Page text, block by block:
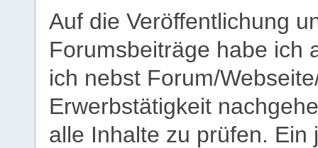
Auf die Veröffentlichung
Forumsbeiträge habe ich
ich nebst Forum/
Erwerbstätigkeit
alle Inhalte zu prüfen.